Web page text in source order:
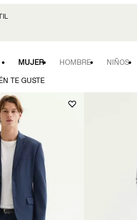
MUJER HOMBRE NIÑOS
TE GUSTE